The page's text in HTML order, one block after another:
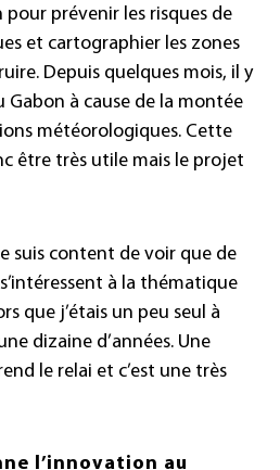
prévenir les risques de
et cartographier les zones
Depuis quelques mois, il y
Gabon à cause de la montée
météorologiques. Cette
être très utile mais le projet
suis content de voir que de
à la thématique
que j’étais un peu seul à
dizaine d’années. Une
le relai et c’est une très
l’innovation au